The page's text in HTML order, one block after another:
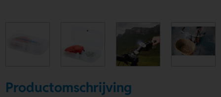
Productomschrijving